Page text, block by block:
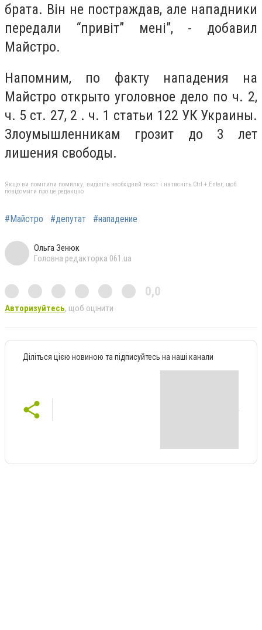
брата. Він не постраждав, але нападники
передали “привіт” мені”, - добавил
Майстро.
Напомним, по факту нападения на
Майстро открыто уголовное дело по ч. 2,
ч. 5 ст. 27, 2 . ч. 1 статьи 122 УК Украины.
Злоумышленникам грозит до 3 лет
лишения свободы.
Якщо ви помітили помилку, виділіть необхідний текст і натисніть Ctrl + Enter, щоб
повідомити про це редакцію
#Майстро #депутат #нападение
Ольга Зенюк
Головна редакторка 061.ua
0,0
Авторизуйтесь, щоб оцінити
Діліться цією новиною та підписуйтесь на наші канали